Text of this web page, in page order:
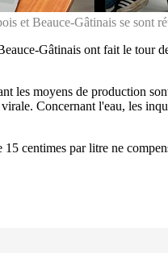
et Beauce-Gâtinais se sont
Gâtinais ont fait le tour
les moyens de production
Concernant l'eau, les
centimes par litre ne